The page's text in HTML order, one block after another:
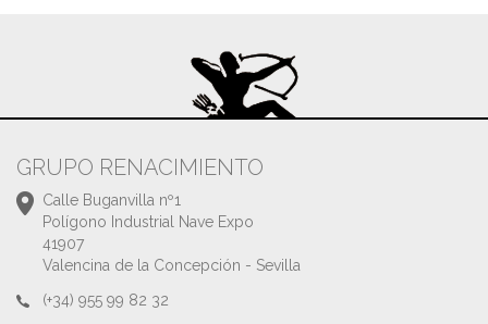
GRUPO RENACIMIENTO
Calle Buganvilla nº1
Polígono Industrial Nave Expo
41907
Valencina de la Concepción - Sevilla
(+34) 955 99 82 32